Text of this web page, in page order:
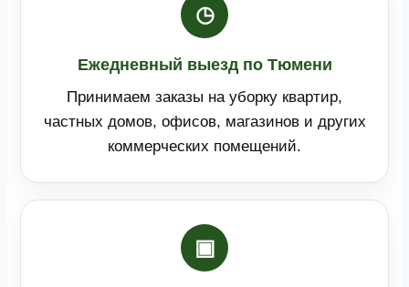
◷
Ежедневный выезд по Тюмени
Принимаем заказы на уборку квартир,
частных домов, офисов, магазинов и других
коммерческих помещений.
▣